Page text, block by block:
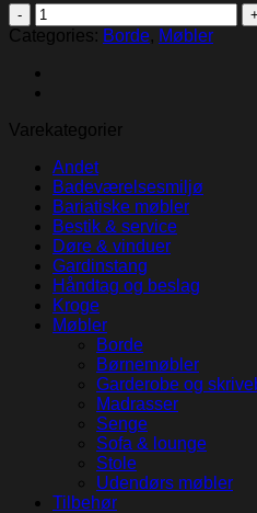
Ryno
væghængt
bord
quantity
Categories: Borde, Møbler
Varekategorier
Andet
Badeværelsesmiljø
Bariatiske møbler
Bestik & service
Døre & vinduer
Gardinstang
Håndtag og beslag
Kroge
Møbler
Borde
Børnemøbler
Garderobe og
Madrasser
Senge
Sofa & lounge
Stole
Udendørs møbler
Tilbehør